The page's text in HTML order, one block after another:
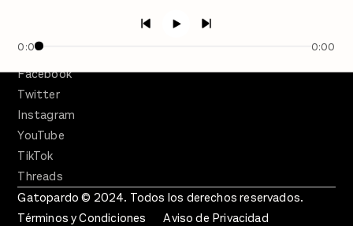
0:00 0:00
Facebook
Twitter
Instagram
YouTube
TikTok
Threads
Gatopardo © 2024. Todos los derechos reservados.
Términos y Condiciones
Aviso de Privacidad